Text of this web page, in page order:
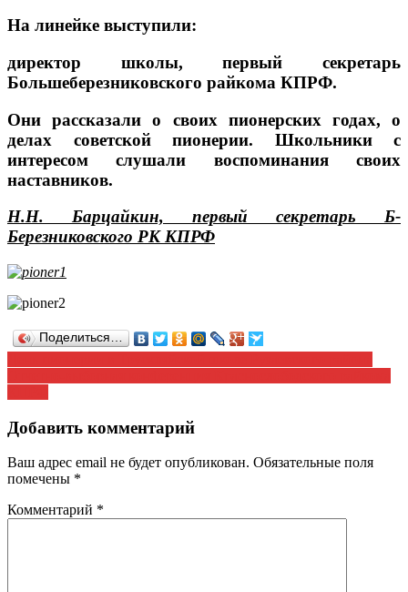
На линейке выступили:
директор школы, первый секретарь
Большеберезниковского райкома КПРФ.
Они рассказали о своих пионерских годах, о
делах советской пионерии. Школьники с
интересом слушали воспоминания своих
наставников.
Н.Н. Барцайкин, первый секретарь Б-
Березниковского РК КПРФ
Поделиться…
Навигация
по
Добавить комментарий
Ваш адрес email не будет опубликован. Обязательные поля
помечены *
Комментарий *